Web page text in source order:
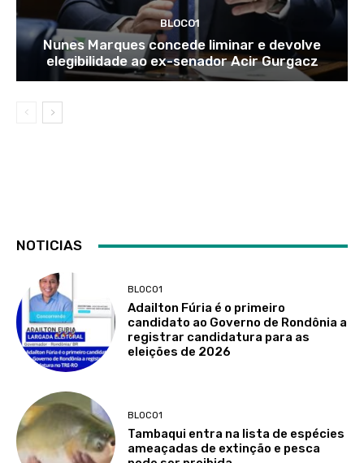
BLOCO1
Nunes Marques concede liminar e devolve
elegibilidade ao ex-senador Acir Gurgacz
NOTICIAS
BLOCO1
Adailton Fúria é o primeiro
candidato ao Governo de Rondônia a
registrar candidatura para as
eleições de 2026
BLOCO1
Tambaqui entra na lista de espécies
ameaçadas de extinção e pesca